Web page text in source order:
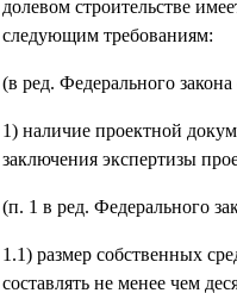
долевом строительстве
следующим требованиям:
(в ред. Федерального
1) наличие проектной
заключения экспертизы
(п. 1 в ред. Федерального
1.1) размер собственных
составлять не менее чем